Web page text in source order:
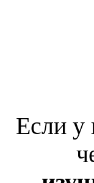
Если у